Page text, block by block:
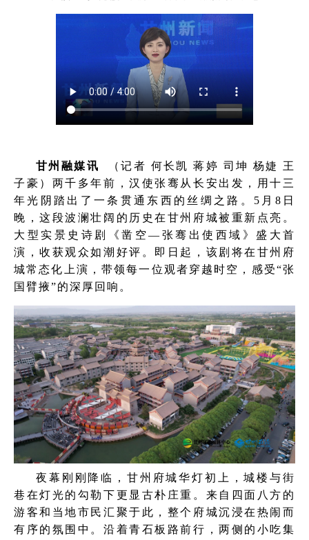
甘州融媒讯
（记者 何长凯 蒋婷 司坤 杨婕 王
子豪）两千多年前，汉使张骞从长安出发，用十三
年光阴踏出了一条贯通东西的丝绸之路。5月8日
晚，这段波澜壮阔的历史在甘州府城被重新点亮。
大型实景史诗剧《凿空—张骞出使西域》盛大首
演，收获观众如潮好评。即日起，该剧将在甘州府
城常态化上演，带领每一位观者穿越时空，感受“张
国臂掖”的深厚回响。
夜幕刚刚降临，甘州府城华灯初上，城楼与街
巷在灯光的勾勒下更显古朴庄重。来自四面八方的
游客和当地市民汇聚于此，整个府城沉浸在热闹而
有序的氛围中。沿着青石板路前行，两侧的小吃集